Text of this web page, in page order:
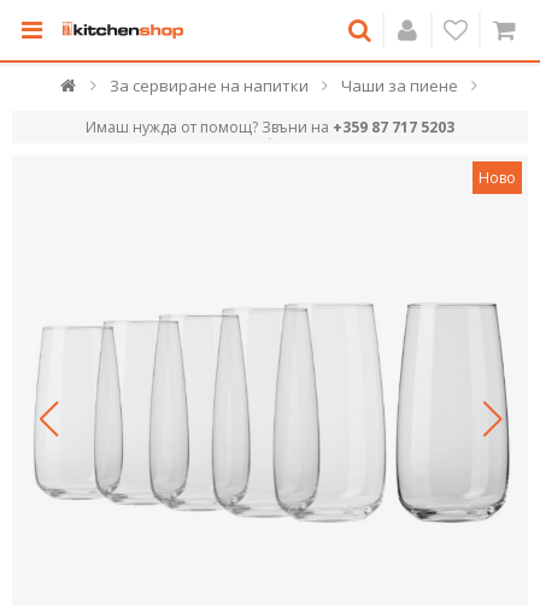
За сервиране на напитки Чаши за пиене
Имаш нужда от помощ? Звъни на +359 87 717 5203
Ново